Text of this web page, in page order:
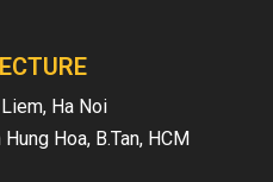
Ha Noi
Hoa, B.Tan, HCM